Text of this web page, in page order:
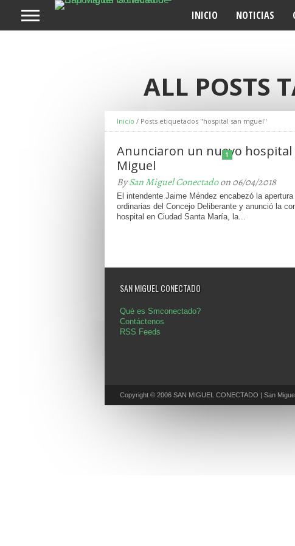
INICIO NOTICIAS
ALL POSTS
Inicio / Posts etiquetados "hospital san mguel"
1
Anunciaron un nuevo hospital
Miguel
BySan Miguel Conectadoon 06/04/2018
El intendente Jaime Méndez encabezó la
ordinarias del Concejo Deliberante y anunció la
hospital en Ciudad Santa María, la...
SAN MIGUEL CONECTADO
Qué es Smconectado?
Contáctenos
RSS Feeds
Copyright © 2006 SAN MIGUEL CONECTADO | San